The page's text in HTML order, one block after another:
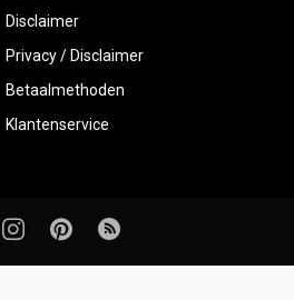
Disclaimer
Privacy / Disclaimer
Betaalmethoden
Klantenservice